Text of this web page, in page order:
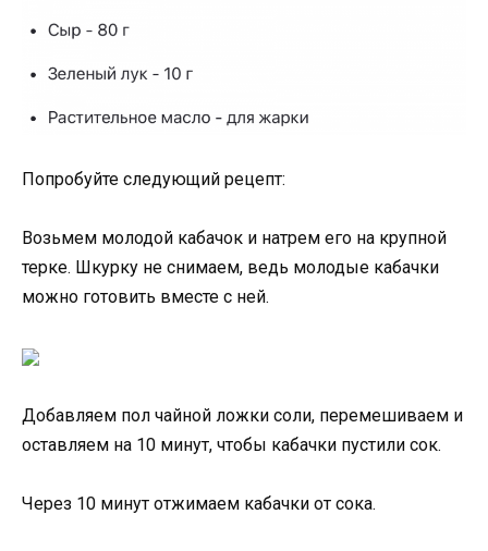
Попробуйте следующий рецепт:
Возьмем молодой кабачок и натрем его на крупной
терке. Шкурку не снимаем, ведь молодые кабачки
можно готовить вместе с ней.
Добавляем пол чайной ложки соли, перемешиваем и
оставляем на 10 минут, чтобы кабачки пустили сок.
Через 10 минут отжимаем кабачки от сока.